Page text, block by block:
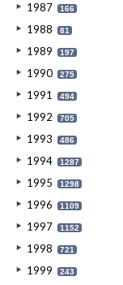
1987 166
1988 81
1989 197
1990 275
1991 494
1992 705
1993 486
1994 1287
1995 1298
1996 1109
1997 1152
1998 721
1999 243